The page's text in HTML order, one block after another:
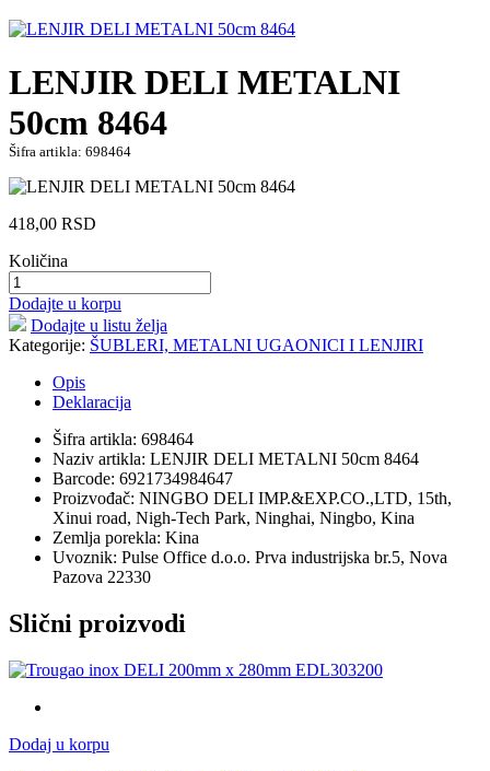
LENJIR DELI METALNI
50cm 8464
Šifra artikla: 698464
418,00 RSD
Količina
Dodajte u korpu
Dodajte u listu želja
Kategorije: ŠUBLERI, METALNI UGAONICI I LENJIRI
Opis
Deklaracija
Šifra artikla: 698464
Naziv artikla: LENJIR DELI METALNI 50cm 8464
Barcode: 6921734984647
Proizvođač: NINGBO DELI IMP.&EXP.CO.,LTD, 15th,
Xinui road, Nigh-Tech Park, Ninghai, Ningbo, Kina
Zemlja porekla: Kina
Uvoznik: Pulse Office d.o.o. Prva industrijska br.5, Nova
Pazova 22330
Slični proizvodi
Dodaj u korpu